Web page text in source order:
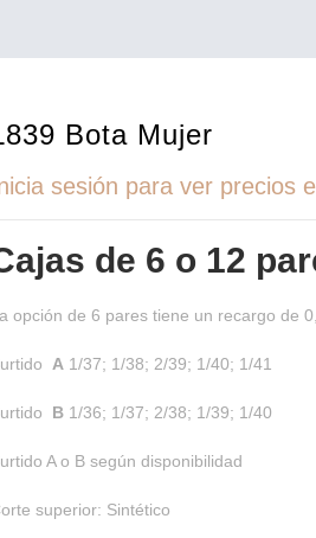
Bota Mujer
sesión para ver precios
de 6 o 12
opción de 6 pares tiene un recargo de
A 1/37; 1/38; 2/39; 1/40; 1/41
B 1/36; 1/37; 2/38; 1/39; 1/40
A o B según disponibilidad
superior: Sintético